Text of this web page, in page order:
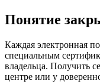
Понятие
Каждая электронная
специальным
владельца. Получить
центре или у